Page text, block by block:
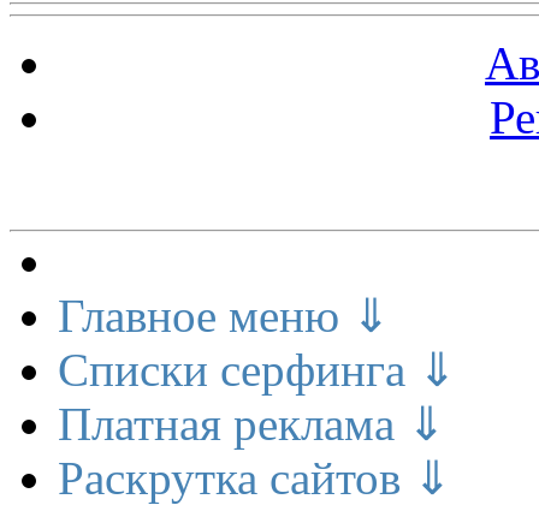
Главное меню ⇓
Списки серфинга ⇓
Платная реклама ⇓
Раскрутка сайтов ⇓